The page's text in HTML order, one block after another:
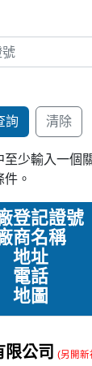
至少輸入一個
。
登記證號
商名稱
地址
電話
地圖
公司